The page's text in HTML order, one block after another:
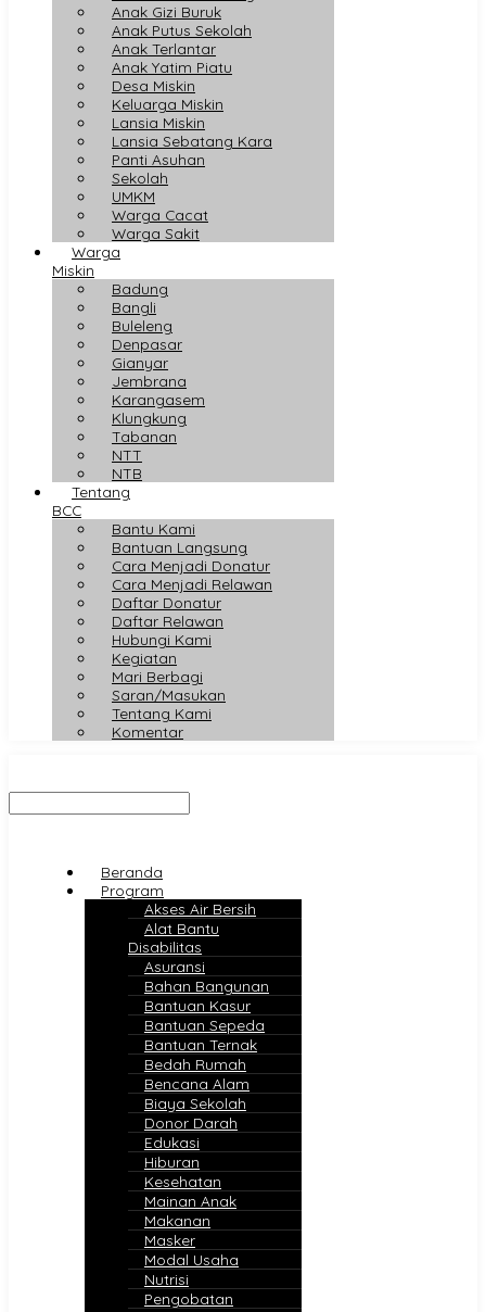
Anak Gizi Buruk
Anak Putus Sekolah
Anak Terlantar
Anak Yatim Piatu
Desa Miskin
Keluarga Miskin
Lansia Miskin
Lansia Sebatang Kara
Panti Asuhan
Sekolah
UMKM
Warga Cacat
Warga Sakit
Warga
Miskin
Badung
Bangli
Buleleng
Denpasar
Gianyar
Jembrana
Karangasem
Klungkung
Tabanan
NTT
NTB
Tentang
BCC
Bantu Kami
Bantuan Langsung
Cara Menjadi Donatur
Cara Menjadi Relawan
Daftar Donatur
Daftar Relawan
Hubungi Kami
Kegiatan
Mari Berbagi
Saran/Masukan
Tentang Kami
Komentar
Beranda
Program
Akses Air Bersih
Alat Bantu
Disabilitas
Asuransi
Bahan Bangunan
Bantuan Kasur
Bantuan Sepeda
Bantuan Ternak
Bedah Rumah
Bencana Alam
Biaya Sekolah
Donor Darah
Edukasi
Hiburan
Kesehatan
Mainan Anak
Makanan
Masker
Modal Usaha
Nutrisi
Pengobatan